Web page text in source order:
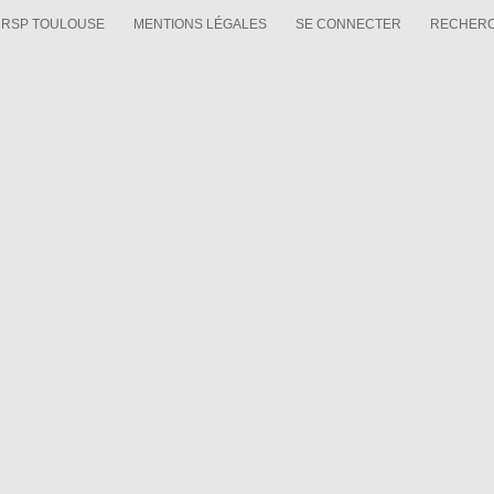
TOULOUSE MENTIONS LÉGALES SE CONNECTER